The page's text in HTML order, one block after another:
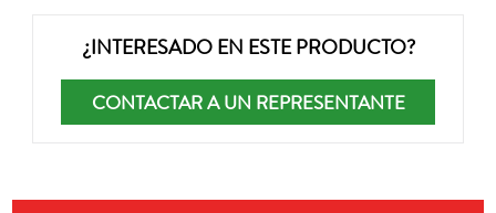
¿INTERESADO EN ESTE PRODUCTO?
CONTACTAR A UN REPRESENTANTE